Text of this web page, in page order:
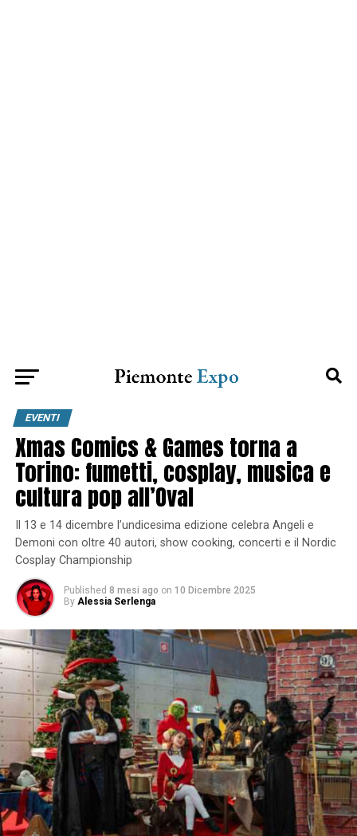
EVENTI
Xmas Comics & Games torna a
Torino: fumetti, cosplay, musica e
cultura pop all’Oval
Il 13 e 14 dicembre l’undicesima edizione celebra Angeli e
Demoni con oltre 40 autori, show cooking, concerti e il Nordic
Cosplay Championship
Published 8 mesi ago on 10 Dicembre 2025
By Alessia Serlenga